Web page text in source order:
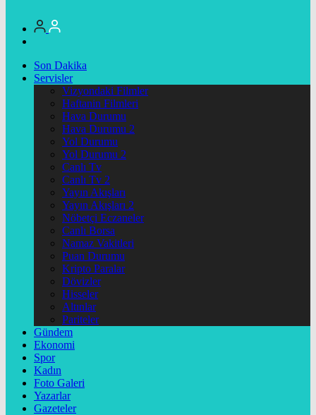
Son Dakika
Servisler
Vizyondaki Filmler
Haftanin Filmleri
Hava Durumu
Hava Durumu 2
Yol Durumu
Yol Durumu 2
Canlı Tv
Canlı Tv 2
Yayın Akışları
Yayın Akışları 2
Nöbetçi Eczaneler
Canlı Borsa
Namaz Vakitleri
Puan Durumu
Kripto Paralar
Dövizler
Hisseler
Altınlar
Pariteler
Gündem
Ekonomi
Spor
Kadın
Foto Galeri
Yazarlar
Gazeteler